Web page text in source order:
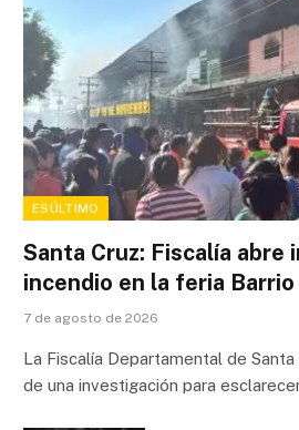
ESÚLTIMO
Santa Cruz: Fiscalía abre
incendio en la feria Barrio
7 de agosto de 2026
La Fiscalía Departamental de
de una investigación para